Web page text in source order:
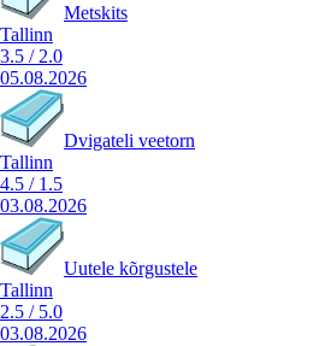
Metskits
Tallinn
3.5 / 2.0
05.08.2026
Dvigateli veetorn
Tallinn
4.5 / 1.5
03.08.2026
Uutele kõrgustele
Tallinn
2.5 / 5.0
03.08.2026